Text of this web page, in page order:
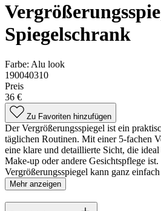
Spiegelschrank
Farbe: Alu look
190040310
Preis
36 €
Zu Favoriten hinzufügen
Der Vergrößerungsspiegel ist ein
täglichen Routinen. Mit einer 5-fachen
eine klare und detaillierte Sicht, die
Make-up oder andere Gesichtspflege ist.
Vergrößerungsspiegel kann ganz
Mehr anzeigen